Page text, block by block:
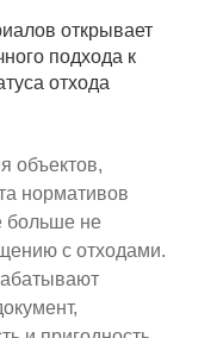
открывает
подхода к
отхода
объектов,
нормативов
не
с отходами.